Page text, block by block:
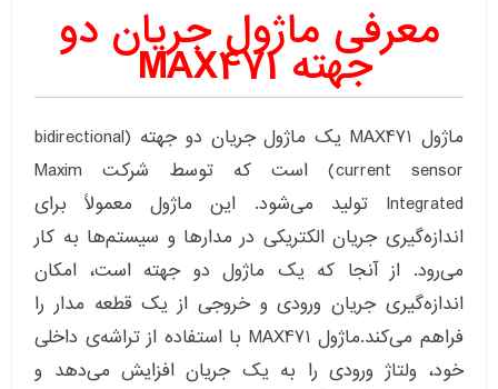
معرفی ماژول جریان دو
جهته MAX471
ماژول MAX471 یک ماژول جریان دو جهته (bidirectional
current sensor) است که توسط شرکت Maxim
Integrated تولید می‌شود. این ماژول معمولاً برای
اندازه‌گیری جریان الکتریکی در مدارها و سیستم‌ها به کار
می‌رود. از آنجا که یک ماژول دو جهته است، امکان
اندازه‌گیری جریان ورودی و خروجی از یک قطعه مدار را
فراهم می‌کند.ماژول MAX471 با استفاده از تراشه‌ی داخلی
خود، ولتاژ ورودی را به یک جریان افزایش می‌دهد و